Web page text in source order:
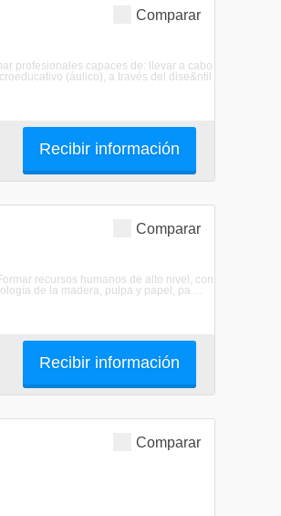
Comparar
profesionales capaces de: llevar a cabo
(áulico), a través del dise&ntil
Recibir información
Comparar
recursos humanos de alto nivel, con
de la madera, pulpa y papel, pa ...
Recibir información
Comparar